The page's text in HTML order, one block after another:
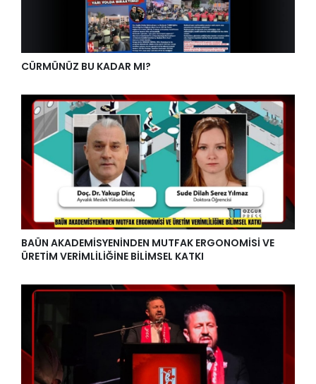
CÜRMÜNÜZ BU KADAR MI?
BAÜN AKADEMİSYENİNDEN MUTFAK ERGONOMİSİ VE
ÜRETİM VERİMLİLİĞİNE BİLİMSEL KATKI